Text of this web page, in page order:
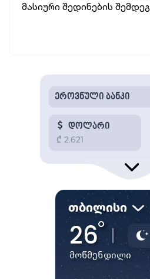
მასიური შედინების